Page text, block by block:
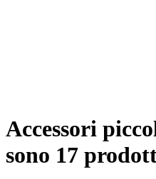
Accessori
sono 17